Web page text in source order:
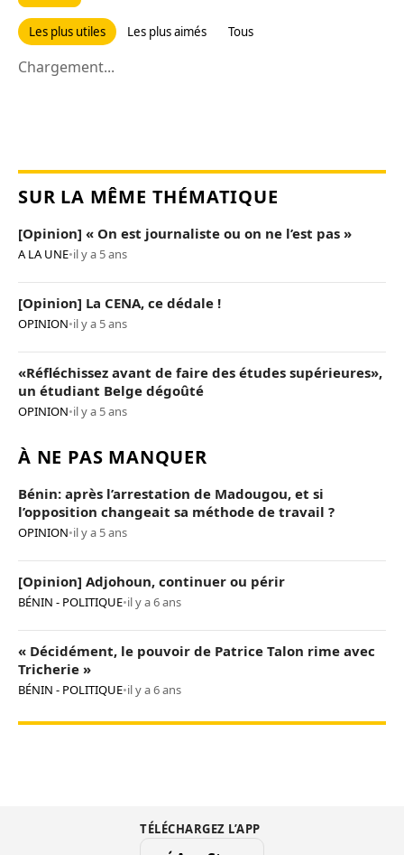
Les plus utiles Les plus aimés Tous
Chargement...
SUR LA MÊME THÉMATIQUE
[Opinion] « On est journaliste ou on ne l’est pas »
A LA UNE•il y a 5 ans
[Opinion] La CENA, ce dédale !
OPINION•il y a 5 ans
«Réfléchissez avant de faire des études supérieures»,
un étudiant Belge dégoûté
OPINION•il y a 5 ans
À NE PAS MANQUER
Bénin: après l’arrestation de Madougou, et si
l’opposition changeait sa méthode de travail ?
OPINION•il y a 5 ans
[Opinion] Adjohoun, continuer ou périr
BÉNIN - POLITIQUE•il y a 6 ans
« Décidément, le pouvoir de Patrice Talon rime avec
Tricherie »
BÉNIN - POLITIQUE•il y a 6 ans
TÉLÉCHARGEZ L’APP